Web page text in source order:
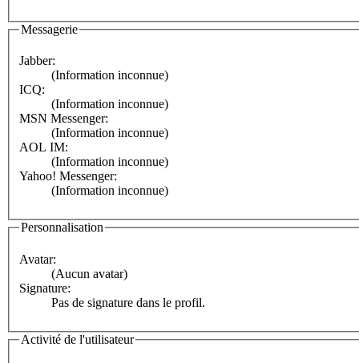
Messagerie
Jabber:
(Information inconnue)
ICQ:
(Information inconnue)
MSN Messenger:
(Information inconnue)
AOL IM:
(Information inconnue)
Yahoo! Messenger:
(Information inconnue)
Personnalisation
Avatar:
(Aucun avatar)
Signature:
Pas de signature dans le profil.
Activité de l'utilisateur